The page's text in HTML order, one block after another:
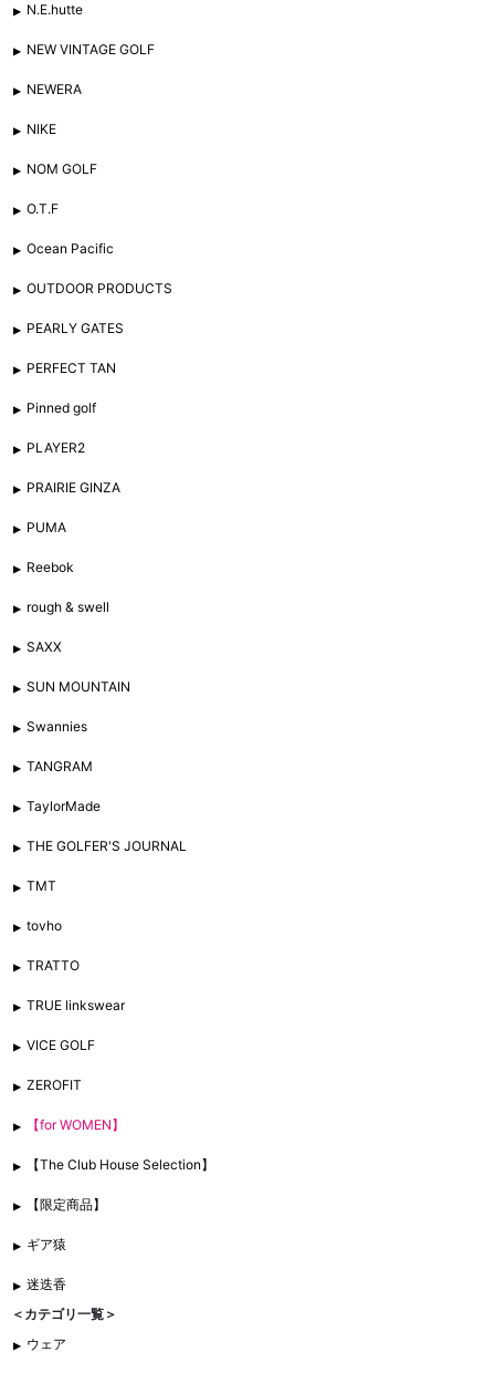
N.E.hutte
NEW VINTAGE GOLF
NEWERA
NIKE
NOM GOLF
O.T.F
Ocean Pacific
OUTDOOR PRODUCTS
PEARLY GATES
PERFECT TAN
Pinned golf
PLAYER2
PRAIRIE GINZA
PUMA
Reebok
rough & swell
SAXX
SUN MOUNTAIN
Swannies
TANGRAM
TaylorMade
THE GOLFER'S JOURNAL
TMT
tovho
TRATTO
TRUE linkswear
VICE GOLF
ZEROFIT
【for WOMEN】
【The Club House Selection】
【限定商品】
ギア猿
迷迭香
＜カテゴリ一覧＞
ウェア